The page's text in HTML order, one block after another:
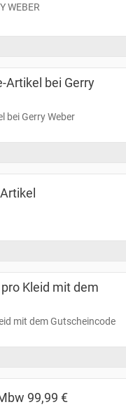
WEBER
Artikel bei Gerry
bei Gerry Weber
Kleid mit dem
mit dem Gutscheincode
99,99 €